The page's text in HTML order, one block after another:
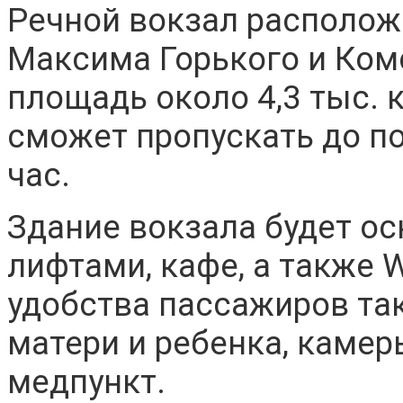
Речной вокзал
Максима Горького и
площадь около 4,3 тыс.
сможет пропускать до
час.
Здание вокзала будет
лифтами, кафе, а также
удобства пассажиров
матери и ребенка,
медпункт.